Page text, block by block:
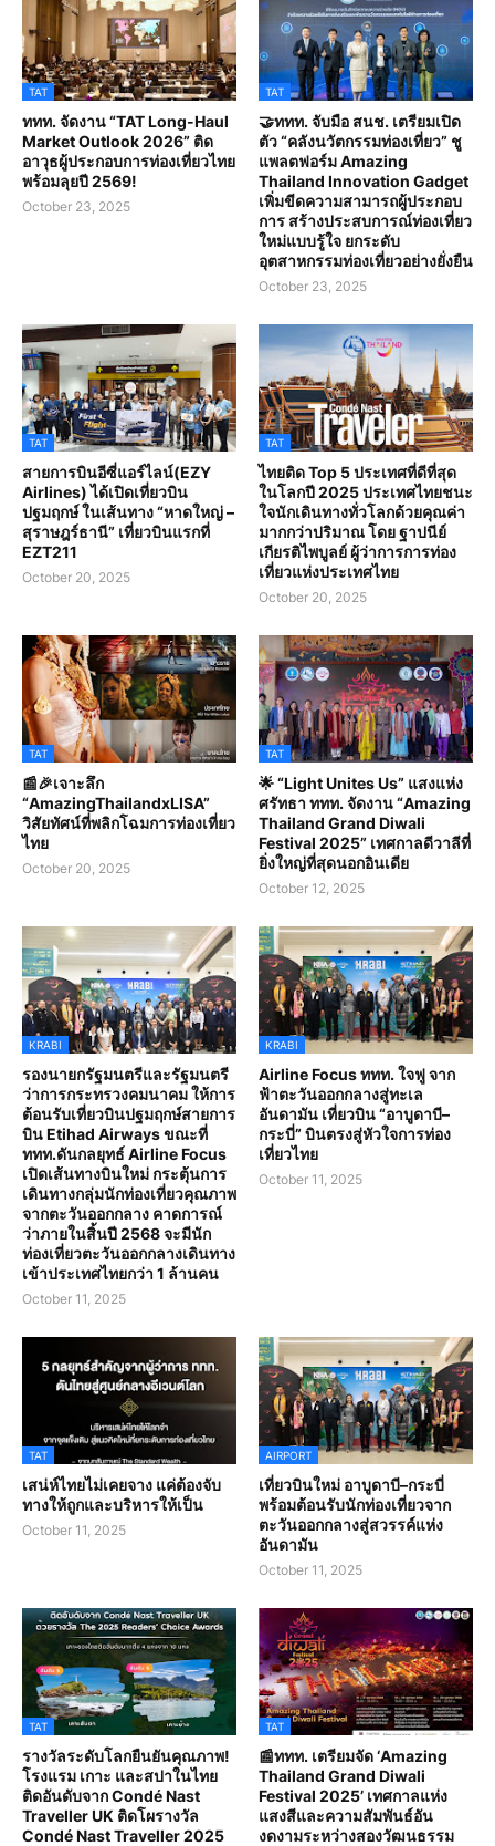
TAT
ททท. จัดงาน “TAT Long-Haul
Market Outlook 2026” ติด
อาวุธผู้ประกอบการท่องเที่ยวไทย
พร้อมลุยปี 2569!
October 23, 2025
TAT
🤝ททท. จับมือ สนช. เตรียมเปิด
ตัว “คลังนวัตกรรมท่องเที่ยว” ชู
แพลตฟอร์ม Amazing
Thailand Innovation Gadget
เพิ่มขีดความสามารถผู้ประกอบ
การ สร้างประสบการณ์ท่องเที่ยว
ใหม่แบบรู้ใจ ยกระดับ
อุตสาหกรรมท่องเที่ยวอย่างยั่งยืน
October 23, 2025
TAT
สายการบินอีซี่แอร์ไลน์(EZY
Airlines) ได้เปิดเที่ยวบิน
ปฐมฤกษ์ ในเส้นทาง “หาดใหญ่ –
สุราษฎร์ธานี” เที่ยวบินแรกที่
EZT211
October 20, 2025
TAT
ไทยติด Top 5 ประเทศที่ดีที่สุด
ในโลกปี 2025 ประเทศไทยชนะ
ใจนักเดินทางทั่วโลกด้วยคุณค่า
มากกว่าปริมาณ โดย ฐาปนีย์
เกียรติไพบูลย์ ผู้ว่าการการท่อง
เที่ยวแห่งประเทศไทย
October 20, 2025
TAT
📰🎉เจาะลึก
“AmazingThailandxLISA”
วิสัยทัศน์ที่พลิกโฉมการท่องเที่ยว
ไทย
October 20, 2025
TAT
🌟 “Light Unites Us” แสงแห่ง
ศรัทธา ททท. จัดงาน “Amazing
Thailand Grand Diwali
Festival 2025” เทศกาลดีวาลีที่
ยิ่งใหญ่ที่สุดนอกอินเดีย
October 12, 2025
KRABI
รองนายกรัฐมนตรีและรัฐมนตรี
ว่าการกระทรวงคมนาคม ให้การ
ต้อนรับเที่ยวบินปฐมฤกษ์สายการ
บิน Etihad Airways ขณะที่
ททท.ดันกลยุทธ์ Airline Focus
เปิดเส้นทางบินใหม่ กระตุ้นการ
เดินทางกลุ่มนักท่องเที่ยวคุณภาพ
จากตะวันออกกลาง คาดการณ์
ว่าภายในสิ้นปี 2568 จะมีนัก
ท่องเที่ยวตะวันออกกลางเดินทาง
เข้าประเทศไทยกว่า 1 ล้านคน
October 11, 2025
KRABI
Airline Focus ททท. ใจฟู จาก
ฟ้าตะวันออกกลางสู่ทะเล
อันดามัน เที่ยวบิน “อาบูดาบี–
กระบี่” บินตรงสู่หัวใจการท่อง
เที่ยวไทย
October 11, 2025
TAT
เสน่ห์ไทยไม่เคยจาง แค่ต้องจับ
ทางให้ถูกและบริหารให้เป็น
October 11, 2025
AIRPORT
เที่ยวบินใหม่ อาบูดาบี–กระบี่
พร้อมต้อนรับนักท่องเที่ยวจาก
ตะวันออกกลางสู่สวรรค์แห่ง
อันดามัน
October 11, 2025
TAT
รางวัลระดับโลกยืนยันคุณภาพ!
โรงแรม เกาะ และสปาในไทย
ติดอันดับจาก Condé Nast
Traveller UK ติดโผรางวัล
Condé Nast Traveller 2025
TAT
📰ททท. เตรียมจัด ‘Amazing
Thailand Grand Diwali
Festival 2025’ เทศกาลแห่ง
แสงสีและความสัมพันธ์อัน
งดงามระหว่างสองวัฒนธรรม